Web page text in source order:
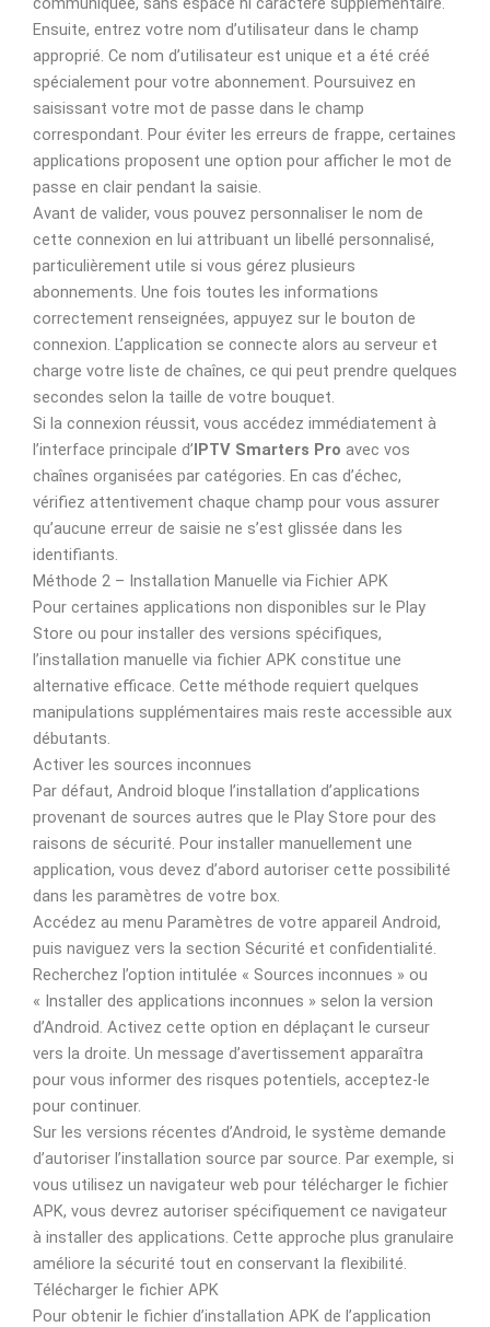
Ensuite, entrez votre nom d’utilisateur dans le champ
approprié. Ce nom d’utilisateur est unique et a été créé
spécialement pour votre abonnement. Poursuivez en
saisissant votre mot de passe dans le champ
correspondant. Pour éviter les erreurs de frappe, certaines
applications proposent une option pour afficher le mot de
passe en clair pendant la saisie.
Avant de valider, vous pouvez personnaliser le nom de
cette connexion en lui attribuant un libellé personnalisé,
particulièrement utile si vous gérez plusieurs
abonnements. Une fois toutes les informations
correctement renseignées, appuyez sur le bouton de
connexion. L’application se connecte alors au serveur et
charge votre liste de chaînes, ce qui peut prendre quelques
secondes selon la taille de votre bouquet.
Si la connexion réussit, vous accédez immédiatement à
l’interface principale d’IPTV Smarters Pro avec vos
chaînes organisées par catégories. En cas d’échec,
vérifiez attentivement chaque champ pour vous assurer
qu’aucune erreur de saisie ne s’est glissée dans les
identifiants.
Méthode 2 – Installation Manuelle via Fichier APK
Pour certaines applications non disponibles sur le Play
Store ou pour installer des versions spécifiques,
l’installation manuelle via fichier APK constitue une
alternative efficace. Cette méthode requiert quelques
manipulations supplémentaires mais reste accessible aux
débutants.
Activer les sources inconnues
Par défaut, Android bloque l’installation d’applications
provenant de sources autres que le Play Store pour des
raisons de sécurité. Pour installer manuellement une
application, vous devez d’abord autoriser cette possibilité
dans les paramètres de votre box.
Accédez au menu Paramètres de votre appareil Android,
puis naviguez vers la section Sécurité et confidentialité.
Recherchez l’option intitulée « Sources inconnues » ou
« Installer des applications inconnues » selon la version
d’Android. Activez cette option en déplaçant le curseur
vers la droite. Un message d’avertissement apparaîtra
pour vous informer des risques potentiels, acceptez-le
pour continuer.
Sur les versions récentes d’Android, le système demande
d’autoriser l’installation source par source. Par exemple, si
vous utilisez un navigateur web pour télécharger le fichier
APK, vous devrez autoriser spécifiquement ce navigateur
à installer des applications. Cette approche plus granulaire
améliore la sécurité tout en conservant la flexibilité.
Télécharger le fichier APK
Pour obtenir le fichier d’installation APK de l’application